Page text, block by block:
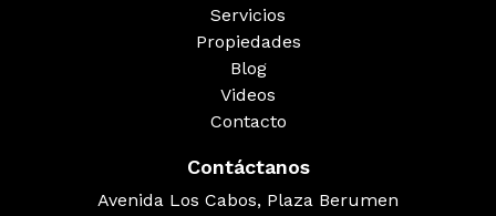
Servicios
Propiedades
Blog
Videos
Contacto
Contáctanos
Avenida Los Cabos, Plaza Berumen